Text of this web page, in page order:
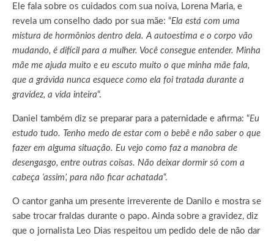
Ele fala sobre os cuidados com sua noiva, Lorena Maria, e
revela um conselho dado por sua mãe: “Ela está com uma
mistura de hormônios dentro dela. A autoestima e o corpo vão
mudando, é difícil para a mulher. Você consegue entender. Minha
mãe me ajuda muito e eu escuto muito o que minha mãe fala,
que a grávida nunca esquece como ela foi tratada durante a
gravidez, a vida inteira“.
Daniel também diz se preparar para a paternidade e afirma: “Eu
estudo tudo. Tenho medo de estar com o bebê e não saber o que
fazer em alguma situação. Eu vejo como faz a manobra de
desengasgo, entre outras coisas. Não deixar dormir só com a
cabeça ‘assim’, para não ficar achatada“.
O cantor ganha um presente irreverente de Danilo e mostra se
sabe trocar fraldas durante o papo. Ainda sobre a gravidez, diz
que o jornalista Leo Dias respeitou um pedido dele de não dar